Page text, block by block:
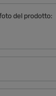
del prodotto: